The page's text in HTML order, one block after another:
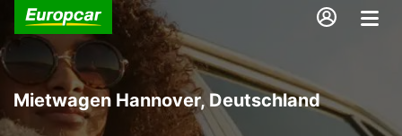
Mietwagen Hannover, Deutschland